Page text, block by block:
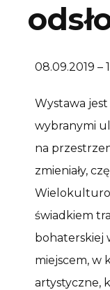
08.09.2019 –
Wystawa
wybranymi
na
zmieniały,
świadkiem
bohaterskiej
miejscem, w
artystyczne,